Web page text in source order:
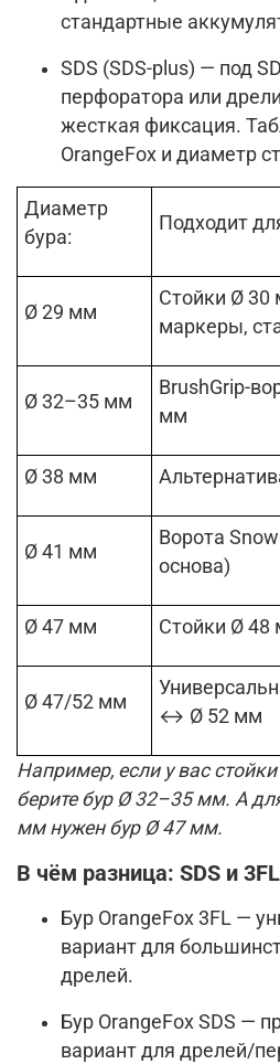
стандартные
SDS (SDS-plus) — под
перфоратора или
жесткая фиксация.
OrangeFox и диаметр
Диаметр
бура:
Подходит
Ø 29 мм
Стойки Ø 30
маркеры,
Ø 32–35 мм
BrushGrip-
мм
Ø 38 мм
Ø 41 мм
Ворота
основа)
Ø 47 мм Стойки Ø 48
Ø 47/52 мм
↔ Ø 52 мм
Например, если у вас
берите бур Ø 32–35 мм. А
мм нужен бур Ø 47 мм.
В чём разница: SDS и 3FL
Бур OrangeFox 3FL —
вариант для
дрелей.
Бур OrangeFox SDS —
вариант для дрелей/